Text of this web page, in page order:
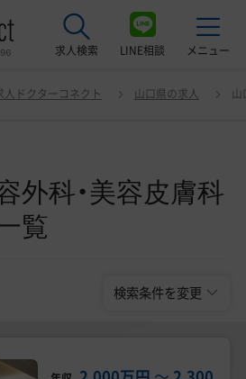
求人検索 LINE相談 メニュー
望の方はこちら
強み
覧
人ドクターコネクト 山口県の求人 山
外科・美容皮膚科
覧
検索条件を変更
皮膚科の医師求人一覧 変更